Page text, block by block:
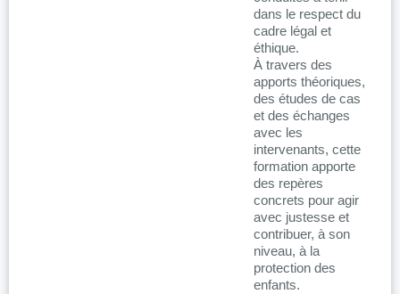
dans le respect du
cadre légal et
éthique.
À travers des
apports théoriques,
des études de cas
et des échanges
avec les
intervenants, cette
formation apporte
des repères
concrets pour agir
avec justesse et
contribuer, à son
niveau, à la
protection des
enfants.